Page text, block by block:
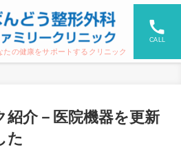
たの健康をサポートするクリニック
CALL
紹介－医院機器を更新
た